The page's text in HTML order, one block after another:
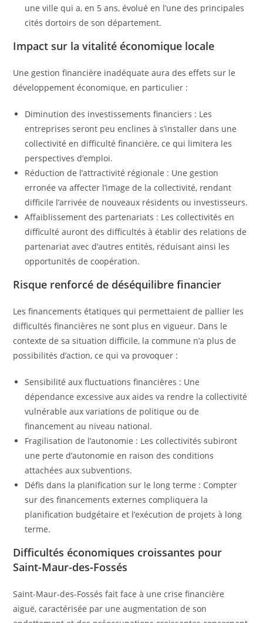
une ville qui a, en 5 ans, évolué en l’une des principales
cités dortoirs de son département.
Impact sur la vitalité économique locale
Une gestion financière inadéquate aura des effets sur le
développement économique, en particulier :
Diminution des investissements financiers : Les
entreprises seront peu enclines à s’installer dans une
collectivité en difficulté financière, ce qui limitera les
perspectives d’emploi.
Réduction de l’attractivité régionale : Une gestion
erronée va affecter l’image de la collectivité, rendant
difficile l’arrivée de nouveaux résidents ou investisseurs.
Affaiblissement des partenariats : Les collectivités en
difficulté auront des difficultés à établir des relations de
partenariat avec d’autres entités, réduisant ainsi les
opportunités de coopération.
Risque renforcé de déséquilibre financier
Les financements étatiques qui permettaient de pallier les
difficultés financières ne sont plus en vigueur. Dans le
contexte de sa situation difficile, la commune n’a plus de
possibilités d’action, ce qui va provoquer :
Sensibilité aux fluctuations financières : Une
dépendance excessive aux aides va rendre la collectivité
vulnérable aux variations de politique ou de
financement au niveau national.
Fragilisation de l’autonomie : Les collectivités subiront
une perte d’autonomie en raison des conditions
attachées aux subventions.
Défis dans la planification sur le long terme : Compter
sur des financements externes compliquera la
planification budgétaire et l’exécution de projets à long
terme.
Difficultés économiques croissantes pour
Saint-Maur-des-Fossés
Saint-Maur-des-Fossés fait face à une crise financière
aiguë, caractérisée par une augmentation de son